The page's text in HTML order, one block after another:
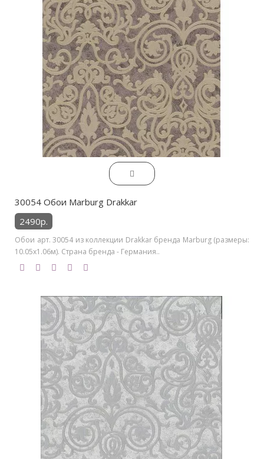
30054 Обои Marburg Drakkar
2490р.
Обои арт. 30054 из коллекции Drakkar бренда Marburg (размеры:
10.05х1.06м). Страна бренда - Германия..